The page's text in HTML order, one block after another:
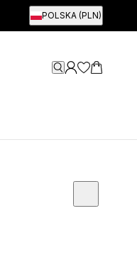
POLSKA (PLN)